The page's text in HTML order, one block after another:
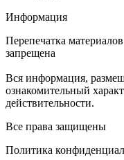
Информация
Перепечатка
запрещена
Вся информация,
ознакомительный
действительности.
Все права защищены
Политика